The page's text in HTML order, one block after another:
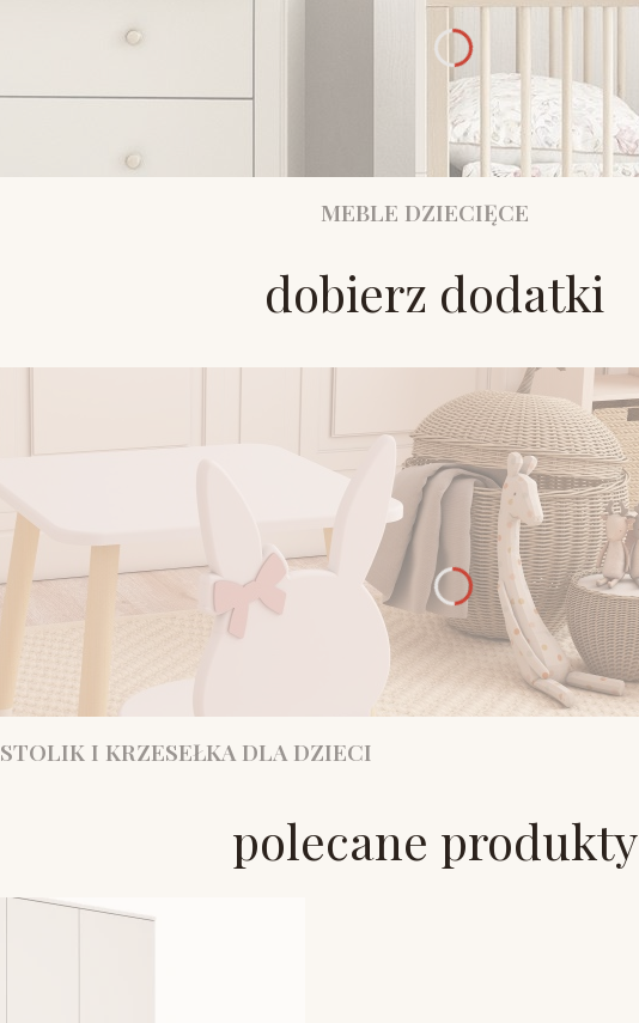
MEBLE DZIECIĘCE
dobierz dodatki
STOLIK I KRZESEŁKA DLA DZIECI
polecane produkty